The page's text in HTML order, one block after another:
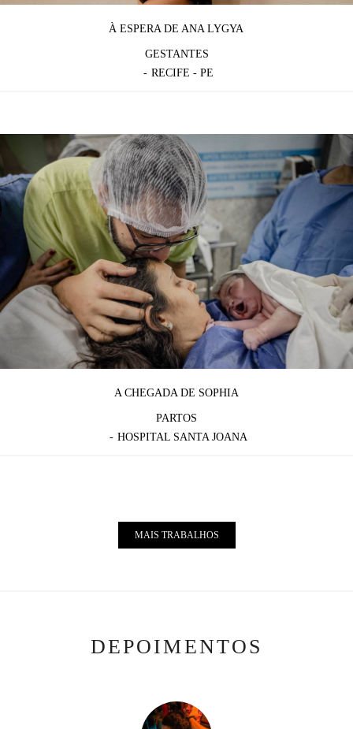
À ESPERA DE ANA LYGYA
GESTANTES
RECIFE - PE
A CHEGADA DE SOPHIA
PARTOS
HOSPITAL SANTA JOANA
MAIS TRABALHOS
DEPOIMENTOS